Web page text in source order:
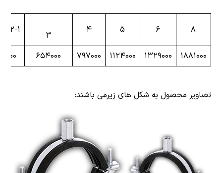
۸ ۶ ۵ ۴ ۳ ۲/۲-۱
۱۸۸۱۰۰۰ ۱۳۲۹۰۰۰ ۱۱۲۴۰۰۰ ۷۹۷۰۰۰ ۶۵۴۰۰۰
تصاویر محصول به شکل های زیرمی باشند: